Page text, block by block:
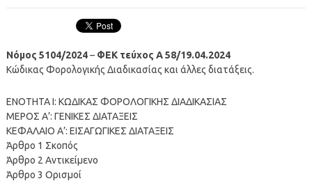
Νόμος 5104/2024– ΦΕΚ τεύχος Α 58/19.04.2024
Κώδικας Φορολογικής Διαδικασίας και άλλες διατάξεις.
ΕΝΟΤΗΤΑ Ι: ΚΩΔΙΚΑΣ ΦΟΡΟΛΟΓΙΚΗΣ ΔΙΑΔΙΚΑΣΙΑΣ
ΜΕΡΟΣ Α’: ΓΕΝΙΚΕΣ ΔΙΑΤΑΞΕΙΣ
ΚΕΦΑΛΑΙΟ Α’: ΕΙΣΑΓΩΓΙΚΕΣ ΔΙΑΤΑΞΕΙΣ
Άρθρο 1 Σκοπός
Άρθρο 2 Αντικείμενο
Άρθρο 3 Ορισμοί